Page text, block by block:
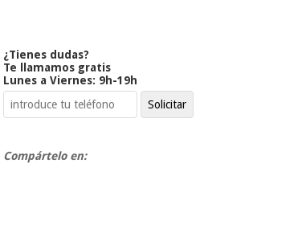
¿Tienes dudas?
Te llamamos gratis
Lunes a Viernes: 9h-19h
Compártelo en: